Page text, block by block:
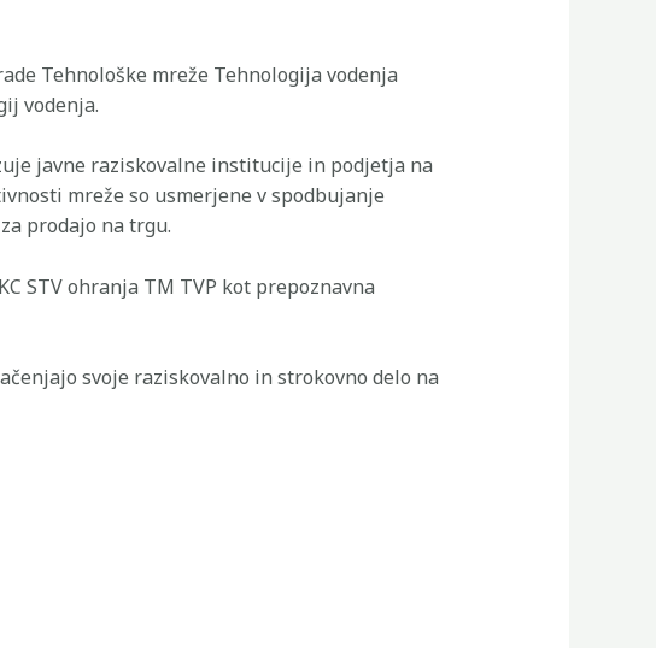
Tehnološke mreže Tehnologija vodenja
vodenja.
javne raziskovalne institucije in podjetja na
mreže so usmerjene v spodbujanje
prodajo na trgu.
STV ohranja TM TVP kot prepoznavna
svoje raziskovalno in strokovno delo na